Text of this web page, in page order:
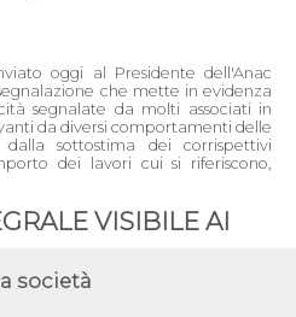
oggi al Presidente dell'Anac
che mette in evidenza
segnalate da molti associati in
da diversi comportamenti delle
sottostima dei corrispettivi
dei lavori cui si riferiscono,
VISIBILE AI
società